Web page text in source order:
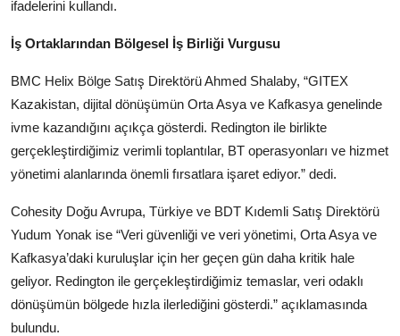
ifadelerini kullandı.
İş Ortaklarından Bölgesel İş Birliği Vurgusu
BMC Helix Bölge Satış Direktörü Ahmed Shalaby, “GITEX
Kazakistan, dijital dönüşümün Orta Asya ve Kafkasya genelinde
ivme kazandığını açıkça gösterdi. Redington ile birlikte
gerçekleştirdiğimiz verimli toplantılar, BT operasyonları ve hizmet
yönetimi alanlarında önemli fırsatlara işaret ediyor.” dedi.
Cohesity Doğu Avrupa, Türkiye ve BDT Kıdemli Satış Direktörü
Yudum Yonak ise “Veri güvenliği ve veri yönetimi, Orta Asya ve
Kafkasya’daki kuruluşlar için her geçen gün daha kritik hale
geliyor. Redington ile gerçekleştirdiğimiz temaslar, veri odaklı
dönüşümün bölgede hızla ilerlediğini gösterdi.” açıklamasında
bulundu.